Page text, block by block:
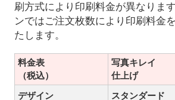
刷方式により印刷料金が異なりま
ンではご注文枚数により印刷料金
たします。
料金表
（税込）
写真キレイ
仕上げ
デザイン
スタンダード